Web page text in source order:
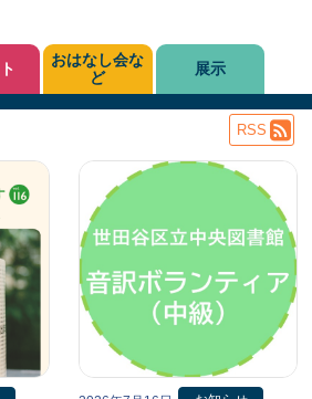
おはなし会な
ど
展示
RSS